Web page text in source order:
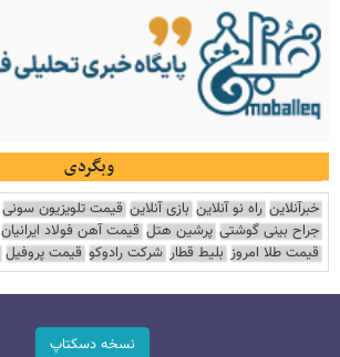
وبگردی
خبرآنلاین راه نو آنلاین بازی آنلاین قیمت تلویزیون سونی
جراح بینی گوشتی پرشین هتل قیمت آهن فولاد ایرانیان
قیمت طلا امروز بلیط قطار شرکت رادوکو قیمت پروفیل
نسخه دسکتاپ